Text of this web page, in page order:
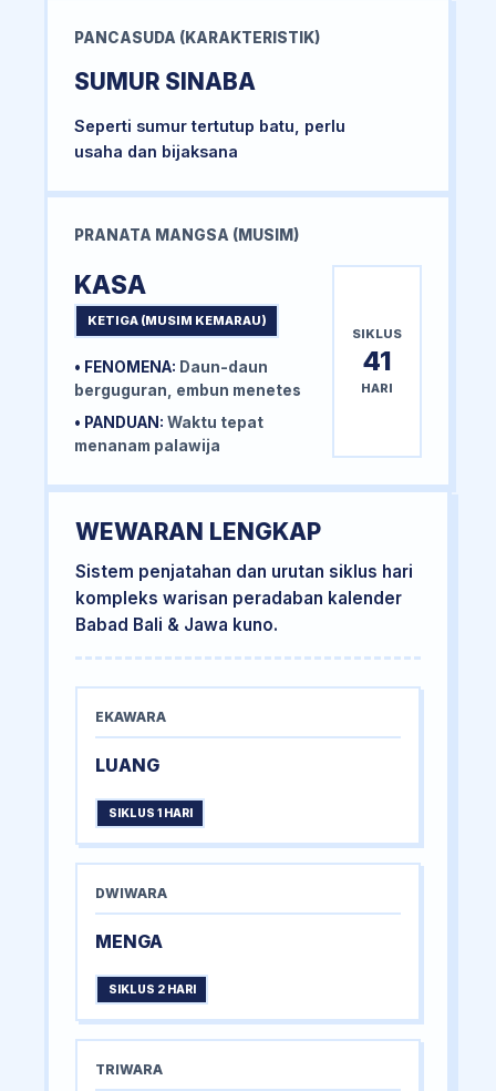
PANCASUDA (KARAKTERISTIK)
SUMUR SINABA
Seperti sumur tertutup batu, perlu
usaha dan bijaksana
PRANATA MANGSA (MUSIM)
KASA
KETIGA (MUSIM KEMARAU)
• FENOMENA: Daun-daun
berguguran, embun menetes
• PANDUAN: Waktu tepat
menanam palawija
SIKLUS
41
HARI
WEWARAN LENGKAP
Sistem penjatahan dan urutan siklus hari
kompleks warisan peradaban kalender
Babad Bali & Jawa kuno.
EKAWARA
LUANG
SIKLUS 1 HARI
DWIWARA
MENGA
SIKLUS 2 HARI
TRIWARA